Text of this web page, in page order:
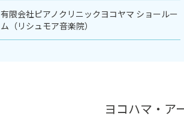
有限会社ピアノクリニックヨコヤマ ショールー
ム（リシュモア音楽院）
ヨコハマ・ア